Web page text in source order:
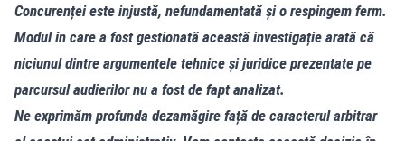
Concurenței este injustă, nefundamentată și o respingem ferm.
Modul în care a fost gestionată această investigație arată că
niciunul dintre argumentele tehnice și juridice prezentate pe
parcursul audierilor nu a fost de fapt analizat.
Ne exprimăm profunda dezamăgire față de caracterul arbitrar